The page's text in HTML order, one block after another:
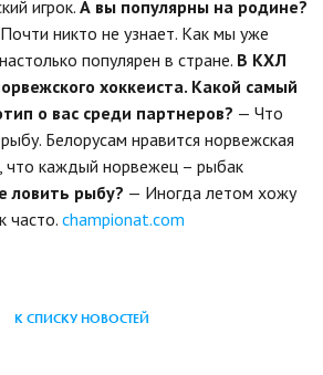
игрок. А вы популярны на родине?
никто не узнает. Как мы уже
популярен в стране. В КХЛ
хоккеиста. Какой самый
о вас среди партнеров? — Что
Белорусам нравится норвежская
что каждый норвежец – рыбак
ловить рыбу? — Иногда летом хожу
часто. championat.com
К СПИСКУ НОВОСТЕЙ